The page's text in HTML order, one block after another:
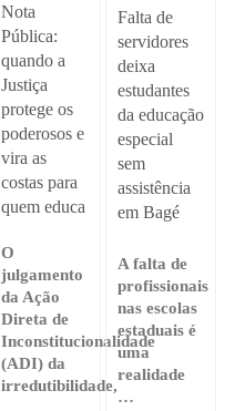
Nota
Pública:
quando a
Justiça
protege os
poderosos e
vira as
costas para
quem educa
O
julgamento
da Ação
Direta de
Inconstitucionalidade
(ADI) da
irredutibilidade,
…
Falta de
servidores
deixa
estudantes
da educação
especial
sem
assistência
em Bagé
A falta de
profissionais
nas escolas
estaduais é
uma
realidade
…